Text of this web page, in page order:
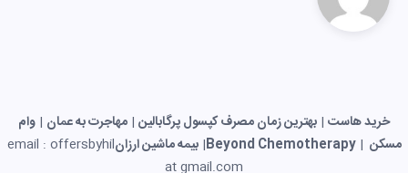
خرید هاست | بهترین زمان مصرف کپسول پرگابالین | مهاجرت به عمان | وام
مسکن |
Beyond Chemotherapy
|بیمه ماشین ارزانemail : offersbyhil
at gmail.com